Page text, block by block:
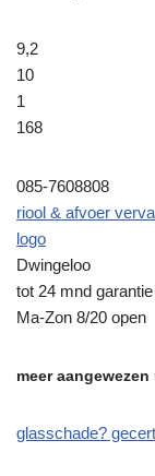
9,2
10
1
168
085-7608808
riool & afvoer
logo
Dwingeloo
tot 24 mnd garantie
Ma-Zon 8/20 open
meer
glasschade?